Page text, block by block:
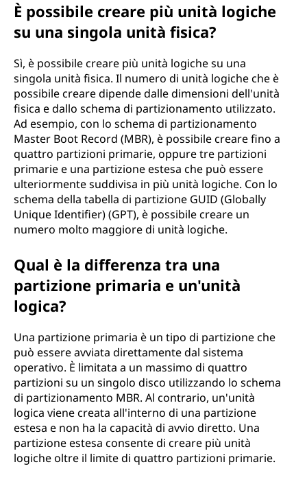
È possibile creare più unità logiche
su una singola unità fisica?
Sì, è possibile creare più unità logiche su una
singola unità fisica. Il numero di unità logiche che è
possibile creare dipende dalle dimensioni dell'unità
fisica e dallo schema di partizionamento utilizzato.
Ad esempio, con lo schema di partizionamento
Master Boot Record (MBR), è possibile creare fino a
quattro partizioni primarie, oppure tre partizioni
primarie e una partizione estesa che può essere
ulteriormente suddivisa in più unità logiche. Con lo
schema della tabella di partizione GUID (Globally
Unique Identifier) (GPT), è possibile creare un
numero molto maggiore di unità logiche.
Qual è la differenza tra una
partizione primaria e un'unità
logica?
Una partizione primaria è un tipo di partizione che
può essere avviata direttamente dal sistema
operativo. È limitata a un massimo di quattro
partizioni su un singolo disco utilizzando lo schema
di partizionamento MBR. Al contrario, un'unità
logica viene creata all'interno di una partizione
estesa e non ha la capacità di avvio diretto. Una
partizione estesa consente di creare più unità
logiche oltre il limite di quattro partizioni primarie.